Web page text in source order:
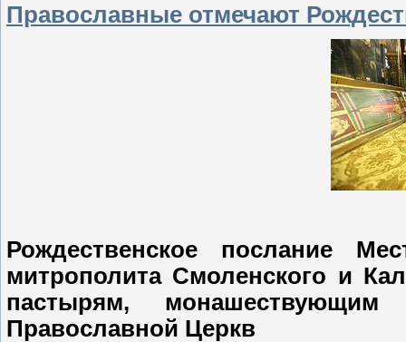
Православные отмечают
Рождественское послание
митрополита Смоленского и
пастырям,
Православной Церкв